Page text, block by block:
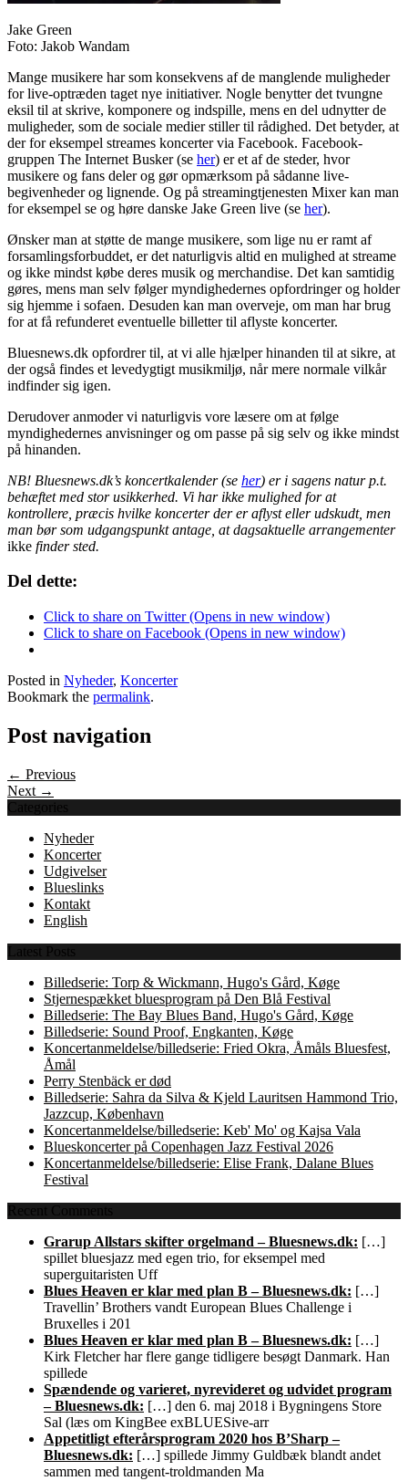
Jake Green
Foto: Jakob Wandam
Mange musikere har som konsekvens af de manglende muligheder
for live-optræden taget nye initiativer. Nogle benytter det tvungne
eksil til at skrive, komponere og indspille, mens en del udnytter de
muligheder, som de sociale medier stiller til rådighed. Det betyder, at
der for eksempel streames koncerter via Facebook. Facebook-
gruppen The Internet Busker (se her) er et af de steder, hvor
musikere og fans deler og gør opmærksom på sådanne live-
begivenheder og lignende. Og på streamingtjenesten Mixer kan man
for eksempel se og høre danske Jake Green live (se her).
Ønsker man at støtte de mange musikere, som lige nu er ramt af
forsamlingsforbuddet, er det naturligvis altid en mulighed at streame
og ikke mindst købe deres musik og merchandise. Det kan samtidig
gøres, mens man selv følger myndighedernes opfordringer og holder
sig hjemme i sofaen. Desuden kan man overveje, om man har brug
for at få refunderet eventuelle billetter til aflyste koncerter.
Bluesnews.dk opfordrer til, at vi alle hjælper hinanden til at sikre, at
der også findes et levedygtigt musikmiljø, når mere normale vilkår
indfinder sig igen.
Derudover anmoder vi naturligvis vore læsere om at følge
myndighedernes anvisninger og om passe på sig selv og ikke mindst
på hinanden.
NB! Bluesnews.dk’s koncertkalender (se her) er i sagens natur p.t.
behæftet med stor usikkerhed. Vi har ikke mulighed for at
kontrollere, præcis hvilke koncerter der er aflyst eller udskudt, men
man bør som udgangspunkt antage, at dagsaktuelle arrangementer
ikke finder sted.
Del dette:
Click to share on Twitter (Opens in new window)
Click to share on Facebook (Opens in new window)
Posted in Nyheder, Koncerter
Bookmark the permalink.
Post navigation
← Previous
Next →
Categories
Nyheder
Koncerter
Udgivelser
Blueslinks
Kontakt
English
Latest Posts
Billedserie: Torp & Wickmann, Hugo's Gård, Køge
Stjernespækket bluesprogram på Den Blå Festival
Billedserie: The Bay Blues Band, Hugo's Gård, Køge
Billedserie: Sound Proof, Engkanten, Køge
Koncertanmeldelse/billedserie: Fried Okra, Åmåls Bluesfest,
Åmål
Perry Stenbäck er død
Billedserie: Sahra da Silva & Kjeld Lauritsen Hammond Trio,
Jazzcup, København
Koncertanmeldelse/billedserie: Keb' Mo' og Kajsa Vala
Blueskoncerter på Copenhagen Jazz Festival 2026
Koncertanmeldelse/billedserie: Elise Frank, Dalane Blues
Festival
Recent Comments
Grarup Allstars skifter orgelmand – Bluesnews.dk: […]
spillet bluesjazz med egen trio, for eksempel med
superguitaristen Uff
Blues Heaven er klar med plan B – Bluesnews.dk: […]
Travellin’ Brothers vandt European Blues Challenge i
Bruxelles i 201
Blues Heaven er klar med plan B – Bluesnews.dk: […]
Kirk Fletcher har flere gange tidligere besøgt Danmark. Han
spillede
Spændende og varieret, nyrevideret og udvidet program
– Bluesnews.dk: […] den 6. maj 2018 i Bygningens Store
Sal (læs om KingBee exBLUESive-arr
Appetitligt efterårsprogram 2020 hos B’Sharp –
Bluesnews.dk: […] spillede Jimmy Guldbæk blandt andet
sammen med tangent-troldmanden Ma